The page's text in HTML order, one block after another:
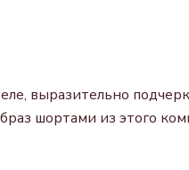
выразительно
шортами из этого